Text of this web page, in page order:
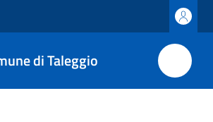
di Taleggio